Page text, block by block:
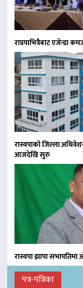
राप्रपाभित्रैबाट एजेन्डा
रास्वपाको जिल्ला
आजदेखि सुरु
रास्वपा झापा सभापतिमा
पत्र-पत्रिका